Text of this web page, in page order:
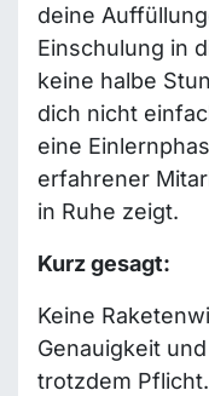
deine
Einschulung in
keine halbe
dich nicht
eine
erfahrener
in Ruhe zeigt.
Kurz gesagt:
Keine
Genauigkeit
trotzdem Pflicht.